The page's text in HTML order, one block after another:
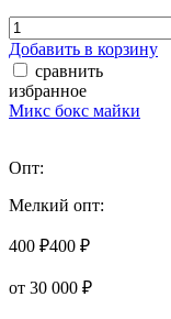
Добавить в корзину
сравнить
избранное
Микс бокс майки
Опт:
Мелкий опт:
400 ₽400 ₽
от 30 000 ₽